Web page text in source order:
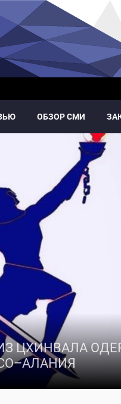
ОБЗОР СМИ
ЦХИНВАЛА